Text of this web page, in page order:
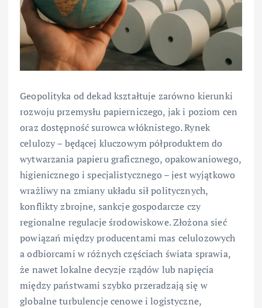
Geopolityka od dekad kształtuje zarówno kierunki
rozwoju przemysłu papierniczego, jak i poziom cen
oraz dostępność surowca włóknistego. Rynek
celulozy – będącej kluczowym półproduktem do
wytwarzania papieru graficznego, opakowaniowego,
higienicznego i specjalistycznego – jest wyjątkowo
wrażliwy na zmiany układu sił politycznych,
konflikty zbrojne, sankcje gospodarcze czy
regionalne regulacje środowiskowe. Złożona sieć
powiązań między producentami mas celulozowych
a odbiorcami w różnych częściach świata sprawia,
że nawet lokalne decyzje rządów lub napięcia
między państwami szybko przeradzają się w
globalne turbulencje cenowe i logistyczne,